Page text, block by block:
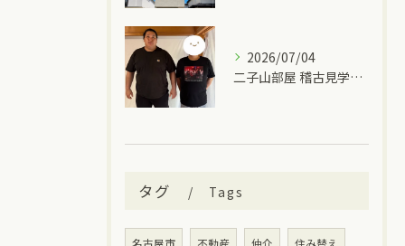
2026/07/04
二子山部屋 稽古見学＆ちゃんこ🍲
タグ Tags